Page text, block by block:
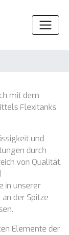
mit dem
Flexitanks
und
durch
von Qualität,
in unserer
der Spitze
Elemente der